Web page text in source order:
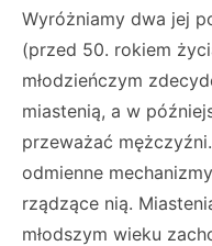
Wyróżniamy dwa jej
(przed 50. rokiem
młodzieńczym
miastenią, a w
przeważać
odmienne
rządzące nią.
młodszym wieku